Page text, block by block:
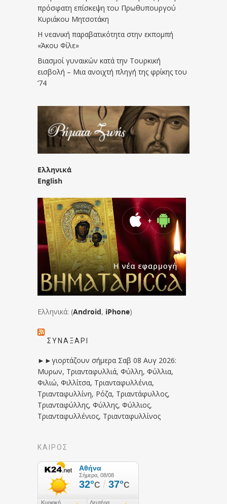
πρόσφατη επίσκεψη του Πρωθυπουργού
Κυριάκου Μητσοτάκη
Η νεανική παραβατικότητα στην εκπομπή
«Άκου Φίλε»
Βιασμοί γυναικών κατά την Τουρκική
εισβολή – Μια ανοιχτή πληγή της φρίκης του
’74
Ελληνικά
English
Ελληνικά: (Android, iPhone)
ΣΥΝΑΞΆΡΙ
►►γιορτάζουν σήμερα Σαβ 08 Αυγ 2026:
Μυρων, Τριανταφυλλιά, Φύλλη, Φύλλια,
Φιλιώ, Φιλλίτσα, Τριανταφυλλένια,
Τριανταφυλλίνη, Ρόζα, Τριαντάφυλλος,
Τριανταφύλλης, Φύλλης, Φύλλιος,
Τριανταφυλλένιος, Τριανταφυλλίνος
ΚΑΙΡΟΣ